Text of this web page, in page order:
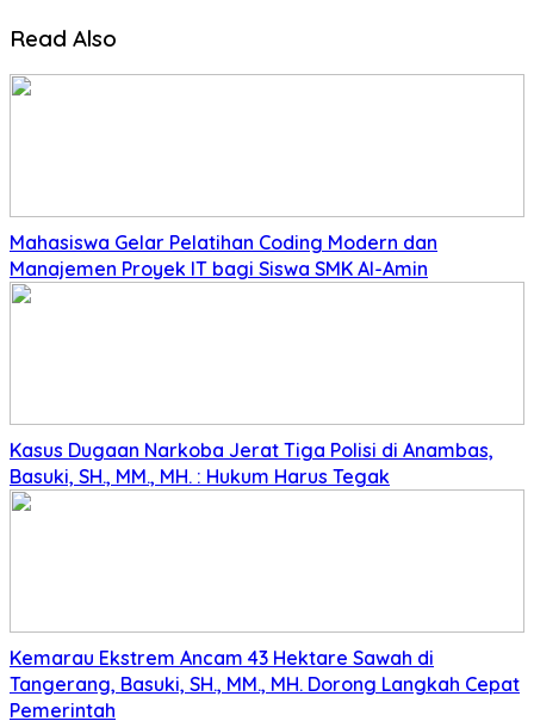
Read Also
Mahasiswa Gelar Pelatihan Coding Modern dan
Manajemen Proyek IT bagi Siswa SMK Al-Amin
Kasus Dugaan Narkoba Jerat Tiga Polisi di Anambas,
Basuki, SH., MM., MH. : Hukum Harus Tegak
Kemarau Ekstrem Ancam 43 Hektare Sawah di
Tangerang, Basuki, SH., MM., MH. Dorong Langkah Cepat
Pemerintah